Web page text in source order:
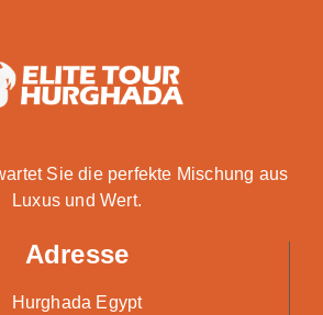
Sie die perfekte Mischung aus
Luxus und Wert.
Adresse
Hurghada Egypt